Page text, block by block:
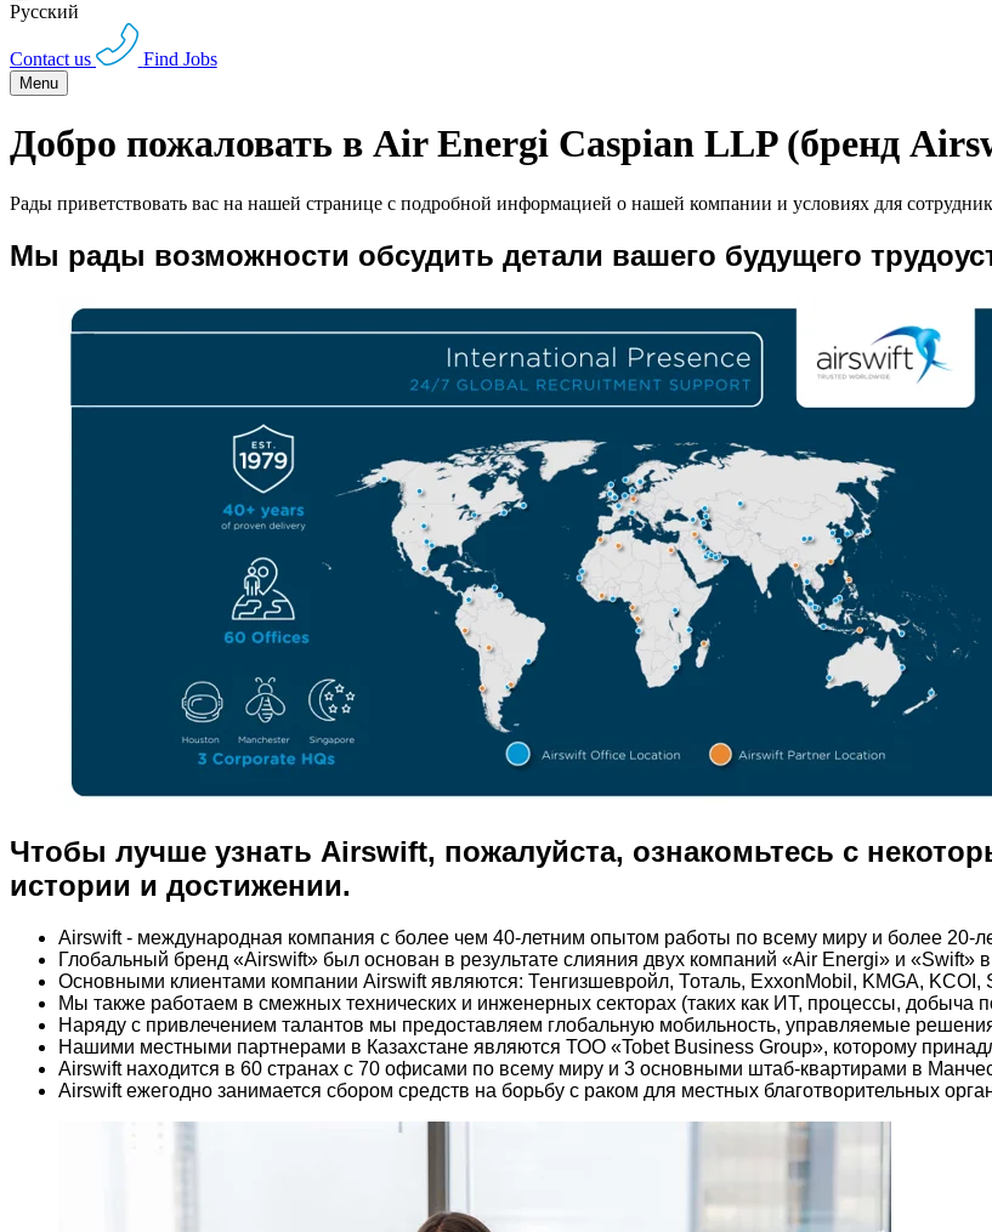
Русский
Contact us Find Jobs
Menu
Добро пожаловать в Air Energi Caspian LLP (бренд
Рады приветствовать вас на нашей странице с подробной информацией о нашей компании и условиях для
Мы рады возможности обсудить детали вашего будущего
Чтобы лучше узнать Airswift, пожалуйста, ознакомьтесь с
истории и достижении.
Airswift - международная компания с более чем 40-летним опытом работы по всему миру и более 20-
Глобальный бренд «Airswift» был основан в результате слияния двух компаний «Air Energi» и «Swift»
Основными клиентами компании Airswift являются: Тенгизшевройл, Тоталь, ExxonMobil, KMGA, KCOI,
Мы также работаем в смежных технических и инженерных секторах (таких как ИТ, процессы, добыча
Наряду с привлечением талантов мы предоставляем глобальную мобильность, управляемые
Нашими местными партнерами в Казахстане являются ТОО «Tobet Business Group», которому
Airswift находится в 60 странах с 70 офисами по всему миру и 3 основными штаб-квартирами в
Airswift ежегодно занимается сбором средств на борьбу с раком для местных благотворительных